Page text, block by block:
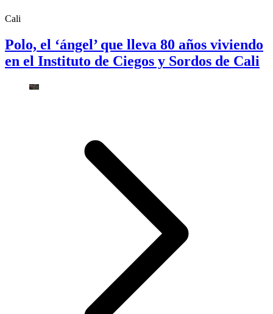
Cali
Polo, el ‘ángel’ que lleva 80 años viviendo
en el Instituto de Ciegos y Sordos de Cali